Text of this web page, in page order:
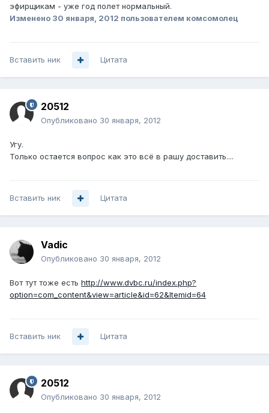
эфирщикам - уже год полет нормальный.
Изменено 30 января, 2012 пользователем комсомолец
Вставить ник Цитата
20512
Опубликовано 30 января, 2012
Угу.
Только остается вопрос как это всё в рашу доставить....
Вставить ник Цитата
Vadic
Опубликовано 30 января, 2012
Вот тут тоже есть http://www.dvbc.ru/index.php?
option=com_content&view=article&id=62&Itemid=64
Вставить ник Цитата
20512
Опубликовано 30 января, 2012